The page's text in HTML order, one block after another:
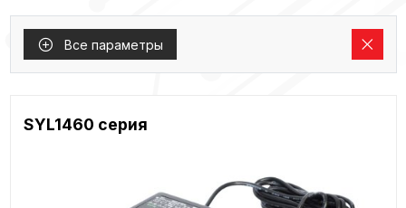
Все параметры
SYL1460 серия